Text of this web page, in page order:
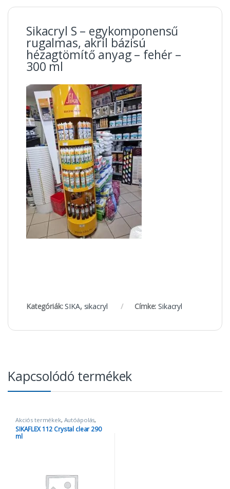
Sikacryl S – egykomponensű
rugalmas, akril bázisú
hézagtömítő anyag – fehér –
300 ml
Kategóriák:SIKA, sikacryl Címke:Sikacryl
Kapcsolódó termékek
Akciós termékek, Autóápolás,
Egyéb termékek, SIKA
SIKAFLEX 112 Crystal clear 290
ml